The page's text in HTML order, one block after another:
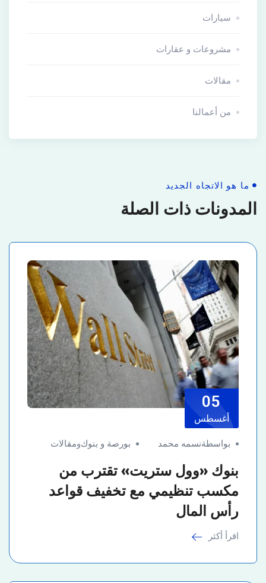
سيارات
مشروعات و عقارات
مقالات
من أعمالنا
ما هو الاتجاه الجديد
المدونات ذات الصلة
05
أغسطس
بواسطةنسمه محمد بورصة و بنوكومقالات
بنوك «وول ستريت» تقترب من
مكسب تنظيمي مع تخفيف قواعد
رأس المال
اقرأ أكثر